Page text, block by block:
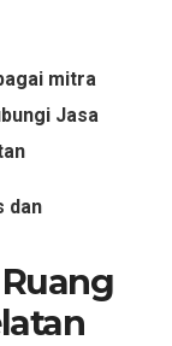
mitra
Jasa
dan